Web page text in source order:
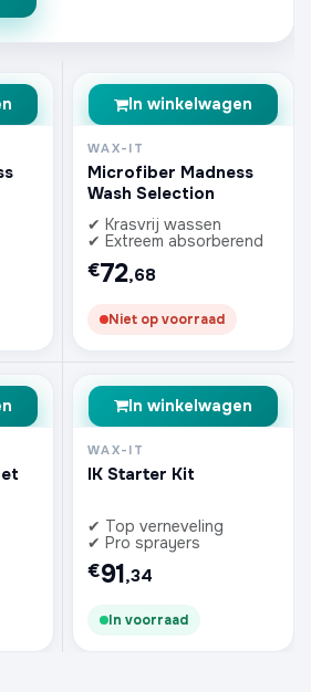
In winkelwagen
WAX-IT
Microfiber Madness
Wash Selection
✔ Krasvrij wassen
✔ Extreem absorberend
€72,68
Niet op voorraad
In winkelwagen
WAX-IT
IK Starter Kit
✔ Top verneveling
✔ Pro sprayers
€91,34
In voorraad